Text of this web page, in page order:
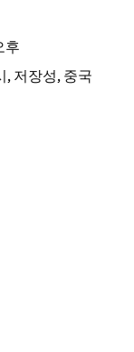
후
, 저장성, 중국